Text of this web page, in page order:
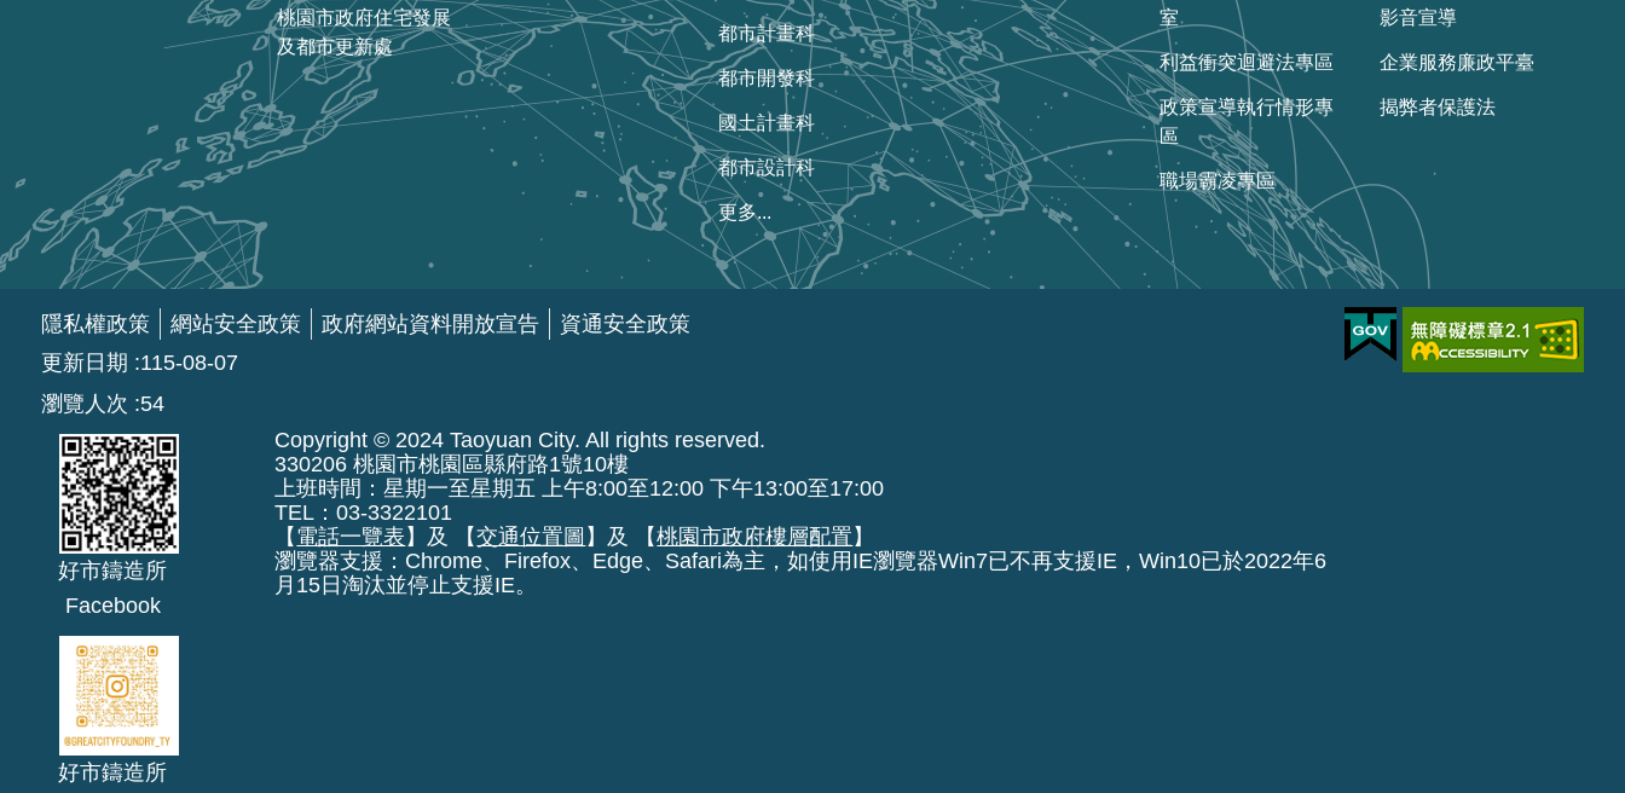
桃園市政府住宅發展
及都市更新處
都市計畫科
都市開發科
國土計畫科
都市設計科
更多...
室
利益衝突迴避法專區
政策宣導執行情形專
區
職場霸凌專區
影音宣導
企業服務廉政平臺
揭弊者保護法
隱私權政策 網站安全政策 政府網站資料開放宣告
資通安全政策
更新日期
115-08-07
瀏覽人次 54
好市鑄造所
Facebook
好市鑄造所
Copyright © 2024 Taoyuan City. All rights reserved.
330206 桃園市桃園區縣府路1號10樓
上班時間：星期一至星期五 上午8:00至12:00 下午13:00至17:00
TEL：03-3322101
【 電話一覽表 】及 【交通位置圖 】及 【桃園市政府樓層配置 】
瀏覽器支援：Chrome、Firefox、Edge、Safari為主，如使用IE瀏覽器Win7已不再支援IE，Win10已於2022年6
月15日淘汰並停止支援IE。